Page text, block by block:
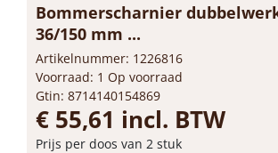
Bommerscharnier
36/150 mm ...
Artikelnummer: 1226816
Voorraad: 1 Op voorraad
Gtin: 8714140154869
€ 55,61 incl. BTW
Prijs per doos van 2 stuk